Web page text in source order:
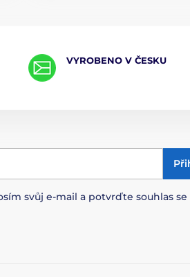
VYROBENO V ČESKU
svůj e-mail a potvrďte souhlas se